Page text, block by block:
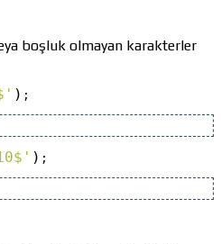
boşluk olmayan karakterler
) ;
) ;